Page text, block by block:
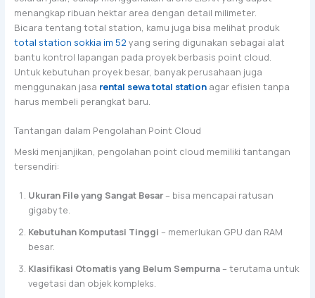
menangkap ribuan hektar area dengan detail milimeter.
Bicara tentang total station, kamu juga bisa melihat produk
total station sokkia im 52 yang sering digunakan sebagai alat
bantu kontrol lapangan pada proyek berbasis point cloud.
Untuk kebutuhan proyek besar, banyak perusahaan juga
menggunakan jasa rental sewa total stationagar efisien tanpa
harus membeli perangkat baru.
Tantangan dalam Pengolahan Point Cloud
Meski menjanjikan, pengolahan point cloud memiliki tantangan
tersendiri:
Ukuran File yang Sangat Besar– bisa mencapai ratusan
gigabyte.
Kebutuhan Komputasi Tinggi – memerlukan GPU dan RAM
besar.
Klasifikasi Otomatis yang Belum Sempurna– terutama untuk
vegetasi dan objek kompleks.